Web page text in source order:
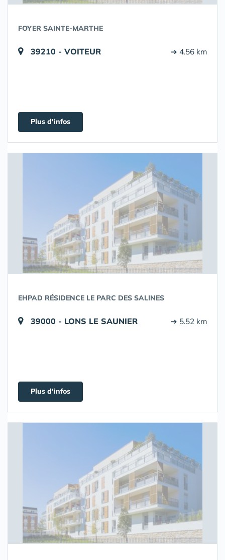
FOYER SAINTE-MARTHE
39210 - VOITEUR ➔ 4.56 km
Plus d'infos
EHPAD RÉSIDENCE LE PARC DES SALINES
39000 - LONS LE SAUNIER ➔ 5.52 km
Plus d'infos